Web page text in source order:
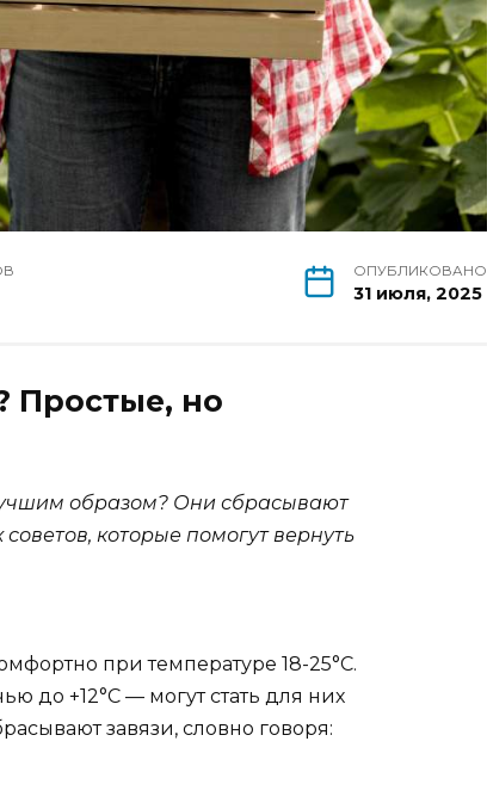
ОПУБЛИКОВАНО
31 июля, 2025
Простые, но
образом? Они сбрасывают
которые помогут вернуть
при температуре 18-25°C.
до +12°C — могут стать для них
завязи, словно говоря: